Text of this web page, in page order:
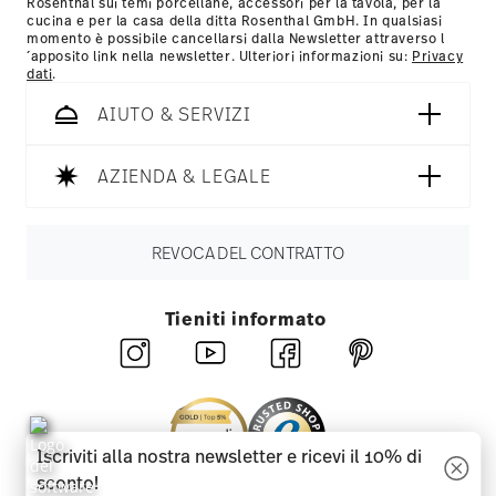
Rosenthal sui temi porcellane, accessori per la tavola, per la
cucina e per la casa della ditta Rosenthal GmbH. In qualsiasi
momento è possibile cancellarsi dalla Newsletter attraverso l
´apposito link nella newsletter. Ulteriori informazioni su: Privacy
dati.
AIUTO & SERVIZI
AZIENDA & LEGALE
REVOCA DEL CONTRATTO
Tieniti informato
Iscriviti alla nostra newsletter e ricevi il 10% di
sconto!